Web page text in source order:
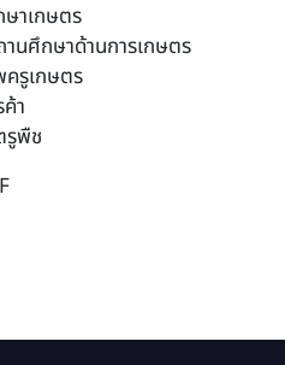
ษาเกษตร
านศึกษาด้านการเกษตร
รูเกษตร
า
รูพืช